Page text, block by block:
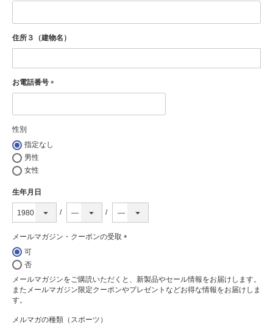
(必
住所３（建物名）
お電話番号
(必
性別
指定なし
男性
女性
生年月日
メールマガジン・クーポンの受取
可
否
メールマガジンをご購読いただくと、新製品やセール情報をお届けします。
またメールマガジン限定クーポンやプレゼントなどお得な情報をお届けしま
す。
メルマガの種類（スポーツ）